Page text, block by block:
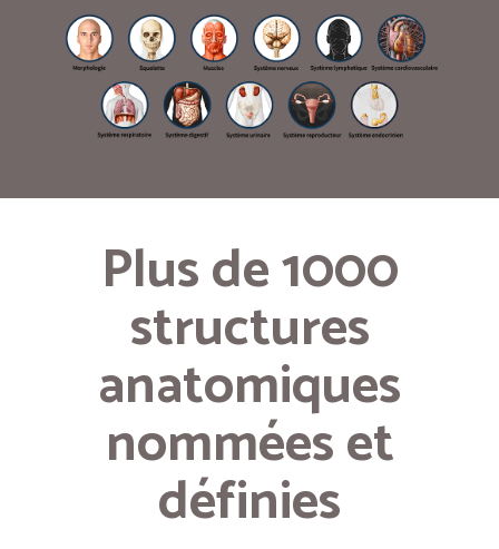
Plus de 1000
structures
anatomiques
nommées et
définies